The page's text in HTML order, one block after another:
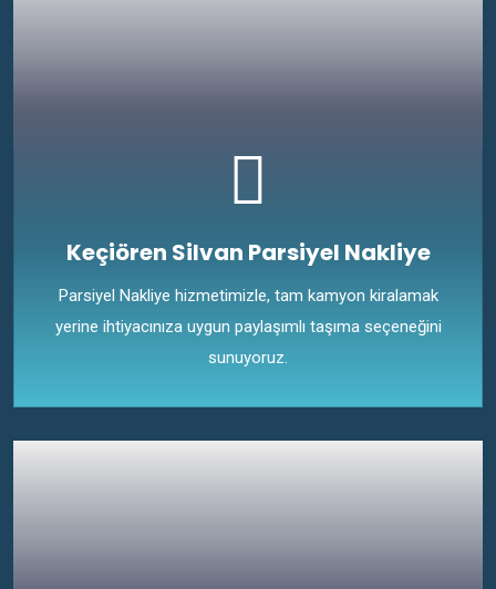
Keçiören Silvan Parsiyel Nakliye
Parsiyel Nakliye hizmetimizle, tam kamyon kiralamak
yerine ihtiyacınıza uygun paylaşımlı taşıma seçeneğini
sunuyoruz.